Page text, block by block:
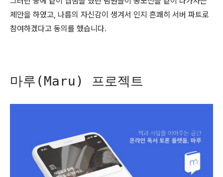
제안을 하였고, 나름의 자신감이 생겨서 인지 흔쾌히 서버 파트로
참여하겠다고 동의를 했습니다.
마루(Maru) 프로젝트